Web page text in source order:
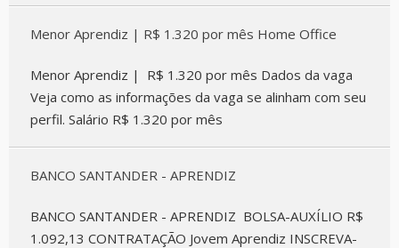
Menor Aprendiz | R$ 1.320 por mês Home Office
Menor Aprendiz | R$ 1.320 por mês Dados da vaga
Veja como as informações da vaga se alinham com seu
perfil. Salário R$ 1.320 por mês
BANCO SANTANDER - APRENDIZ
BANCO SANTANDER - APRENDIZ BOLSA-AUXÍLIO R$
1.092,13 CONTRATAÇÃO Jovem Aprendiz INSCREVA-